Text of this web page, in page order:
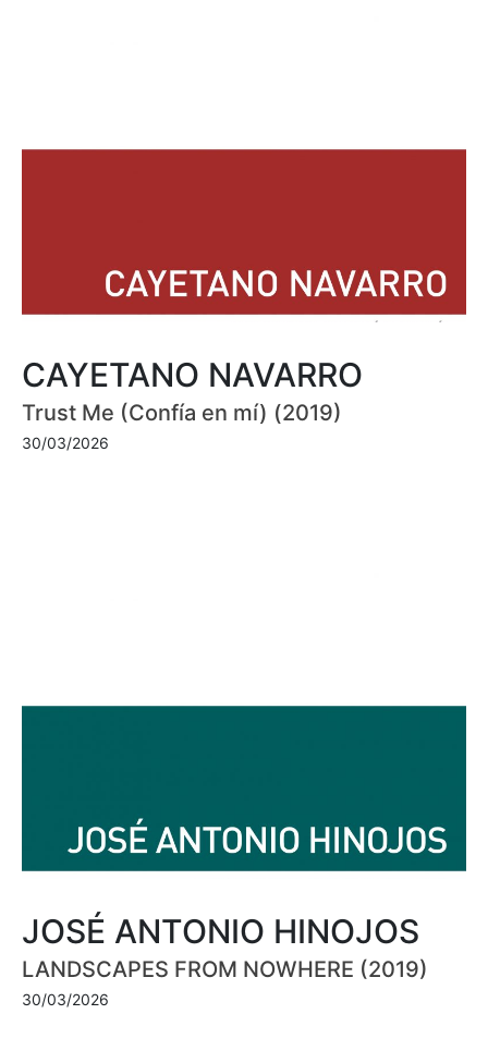
CAYETANO NAVARRO
Trust Me (Confía en mí) (2019)
30/03/2026
JOSÉ ANTONIO HINOJOS
LANDSCAPES FROM NOWHERE (2019)
30/03/2026